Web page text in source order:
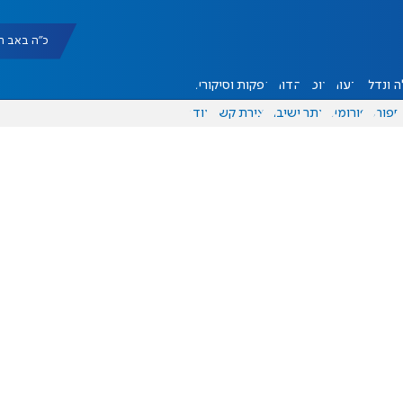
כ"ה באב תשפ"ו
ונדל"ן דעות אוכל יהדות הפקות וסיקורים
ספורט פורומים אתר ישיבה יצירת קשר עוד